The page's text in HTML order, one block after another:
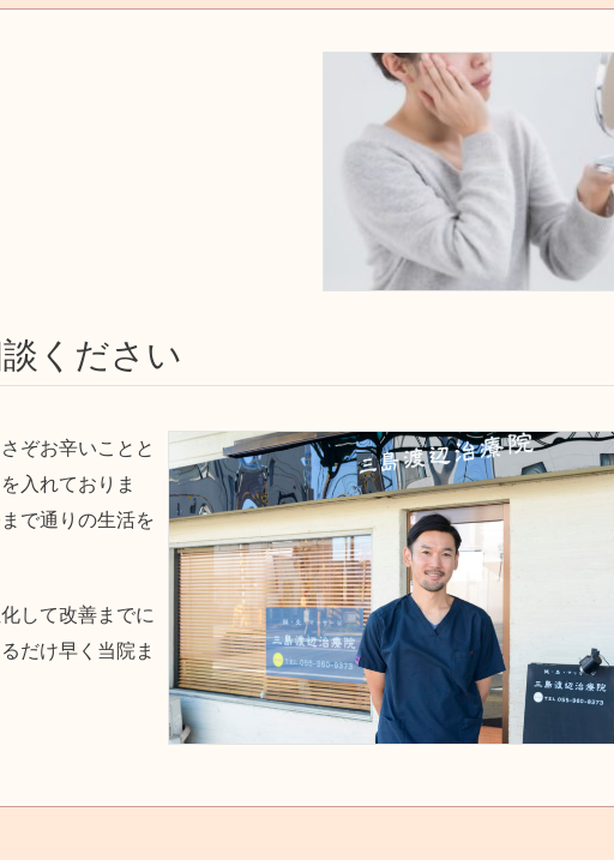
ください
ぞお辛いことと
入れておりま
で通りの生活を
して改善までに
だけ早く当院ま